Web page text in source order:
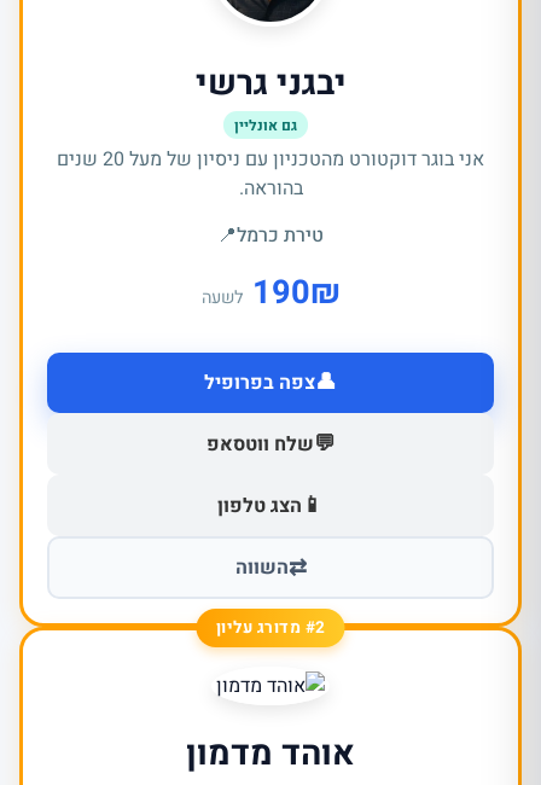
יבגני גרשי
גם אונליין
אני בוגר דוקטורט מהטכניון עם ניסיון של מעל 20 שנים
בהוראה.
טירת כרמל📍
₪
190 לשעה
👤צפה בפרופיל
💬שלח ווטסאפ
📱 הצג טלפון
⇄השווה
#2 מדורג עליון
אוהד מדמון